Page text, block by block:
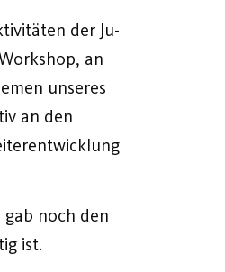
der Ju-
an
unseres
an den
noch den
ist.